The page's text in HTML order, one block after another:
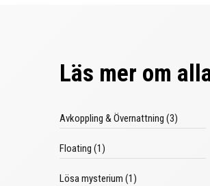
Läs mer om
Avkoppling & Övernattning (3)
Floating (1)
Lösa mysterium (1)